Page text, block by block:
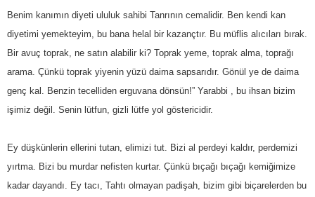
Benim kanımın diyeti ululuk sahibi Tanrının cemalidir. Ben kendi kan
diyetimi yemekteyim, bu bana helal bir kazançtır. Bu müflis alıcıları bırak.
Bir avuç toprak, ne satın alabilir ki? Toprak yeme, toprak alma, toprağı
arama. Çünkü toprak yiyenin yüzü daima sapsarıdır. Gönül ye de daima
genç kal. Benzin tecelliden erguvana dönsün!” Yarabbi , bu ihsan bizim
işimiz değil. Senin lütfun, gizli lütfe yol göstericidir.
Ey düşkünlerin ellerini tutan, elimizi tut. Bizi al perdeyi kaldır, perdemizi
yırtma. Bizi bu murdar nefisten kurtar. Çünkü bıçağı bıçağı kemiğimize
kadar dayandı. Ey tacı, Tahtı olmayan padişah, bizim gibi biçarelerden bu